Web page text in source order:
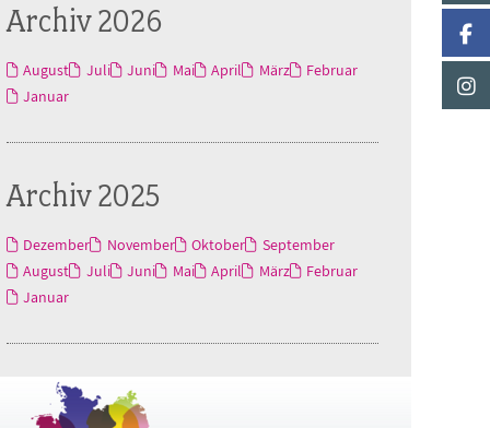
Archiv 2026
August Juli Juni Mai April März
Februar
Januar
Archiv 2025
Dezember November Oktober
September
August
Juli Juni Mai April März
Februar
Januar